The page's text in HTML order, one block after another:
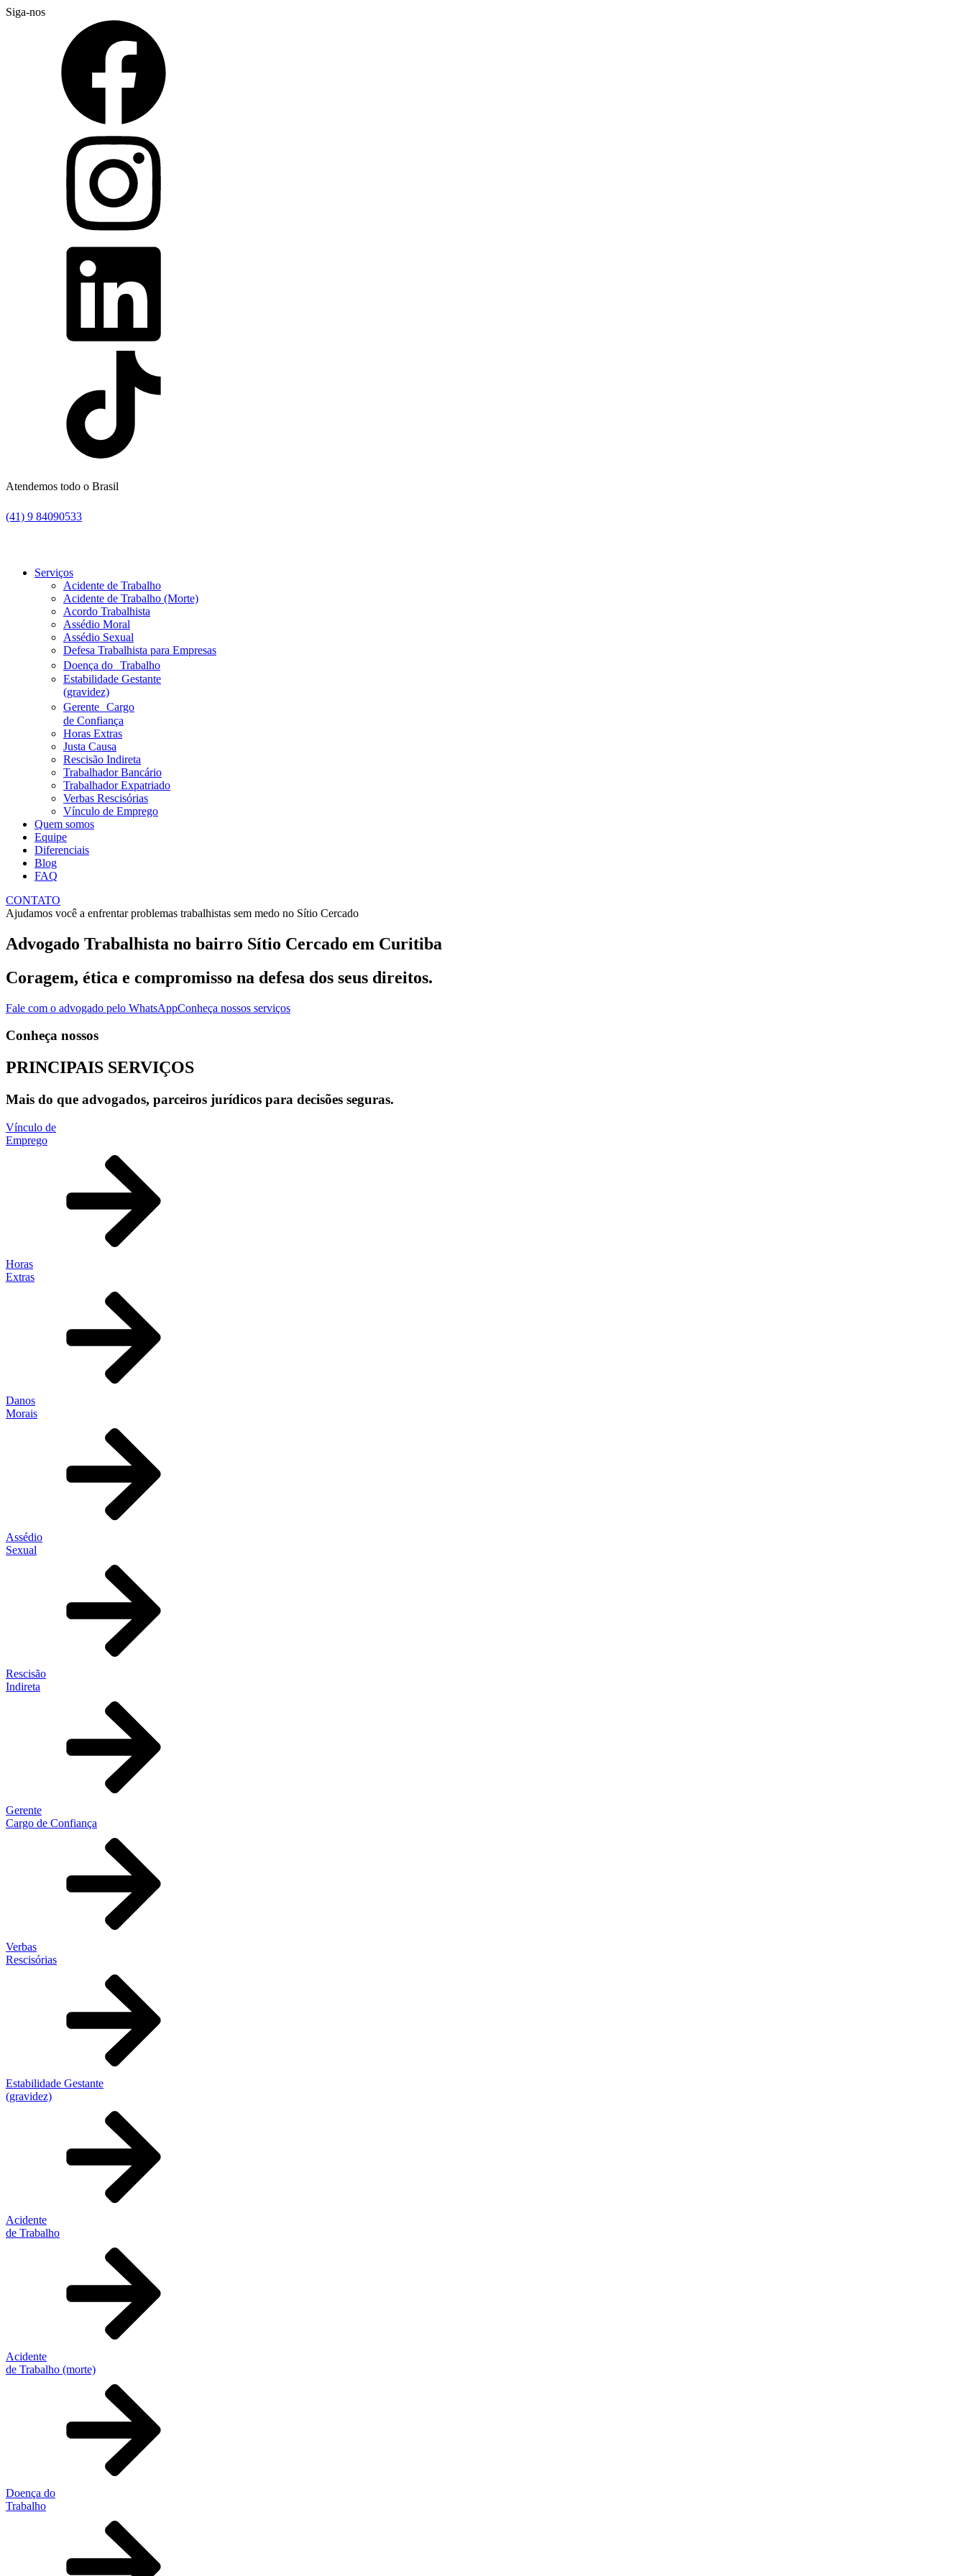
Siga-nos
Atendemos todo o Brasil
(41) 9 84090533
Serviços
Acidente de Trabalho
Acidente de Trabalho (Morte)
Acordo Trabalhista
Assédio Moral
Assédio Sexual
Defesa Trabalhista para Empresas
Doença do Trabalho
Estabilidade Gestante
(gravidez)
Gerente Cargo
de Confiança
Horas Extras
Justa Causa
Rescisão Indireta
Trabalhador Bancário
Trabalhador Expatriado
Verbas Rescisórias
Vínculo de Emprego
Quem somos
Equipe
Diferenciais
Blog
FAQ
CONTATO
Ajudamos você a enfrentar problemas trabalhistas sem medo no Sítio Cercado
Advogado Trabalhista no bairro Sítio Cercado em Curitiba
Coragem, ética e compromisso na defesa dos seus direitos.
Fale com o advogado pelo WhatsAppConheça nossos serviços
Conheça nossos
PRINCIPAIS SERVIÇOS
Mais do que advogados, parceiros jurídicos para decisões seguras.
Vínculo de
Emprego
Horas
Extras
Danos
Morais
Assédio
Sexual
Rescisão
Indireta
Gerente
Cargo de Confiança
Verbas
Rescisórias
Estabilidade Gestante
(gravidez)
Acidente
de Trabalho
Acidente
de Trabalho (morte)
Doença do
Trabalho